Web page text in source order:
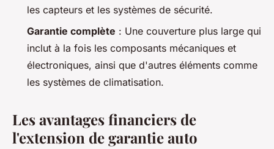
les capteurs et les systèmes de sécurité.
Garantie complète : Une couverture plus large qui
inclut à la fois les composants mécaniques et
électroniques, ainsi que d'autres éléments comme
les systèmes de climatisation.
Les avantages financiers de
l'extension de garantie auto